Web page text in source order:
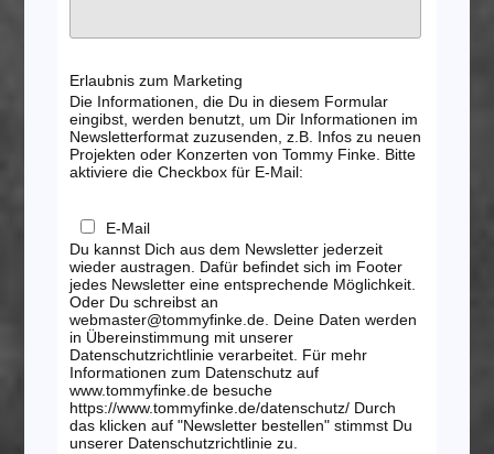
Erlaubnis zum Marketing
Die Informationen, die Du in diesem Formular
eingibst, werden benutzt, um Dir Informationen im
Newsletterformat zuzusenden, z.B. Infos zu neuen
Projekten oder Konzerten von Tommy Finke. Bitte
aktiviere die Checkbox für E-Mail:
E-Mail
Du kannst Dich aus dem Newsletter jederzeit
wieder austragen. Dafür befindet sich im Footer
jedes Newsletter eine entsprechende Möglichkeit.
Oder Du schreibst an
webmaster@tommyfinke.de. Deine Daten werden
in Übereinstimmung mit unserer
Datenschutzrichtlinie verarbeitet. Für mehr
Informationen zum Datenschutz auf
www.tommyfinke.de besuche
https://www.tommyfinke.de/datenschutz/ Durch
das klicken auf "Newsletter bestellen" stimmst Du
unserer Datenschutzrichtlinie zu.